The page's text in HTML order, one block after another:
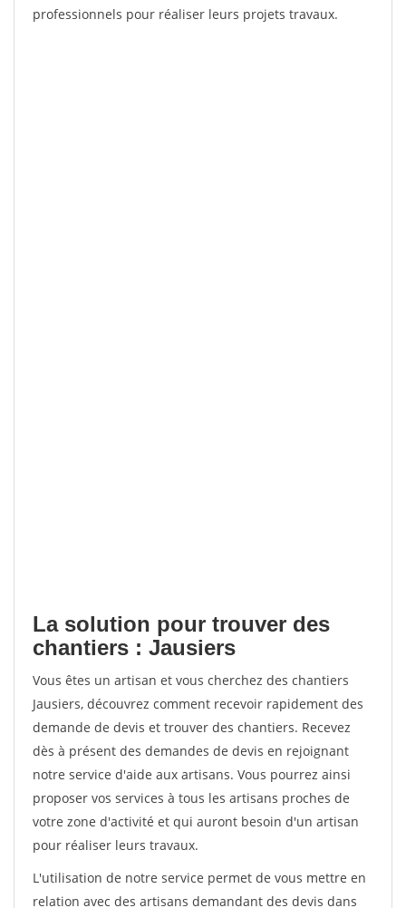
professionnels pour réaliser leurs projets travaux.
La solution pour trouver des
chantiers : Jausiers
Vous êtes un artisan et vous cherchez des chantiers
Jausiers, découvrez comment recevoir rapidement des
demande de devis et trouver des chantiers. Recevez
dès à présent des demandes de devis en rejoignant
notre service d'aide aux artisans. Vous pourrez ainsi
proposer vos services à tous les artisans proches de
votre zone d'activité et qui auront besoin d'un artisan
pour réaliser leurs travaux.
L'utilisation de notre service permet de vous mettre en
relation avec des artisans demandant des devis dans